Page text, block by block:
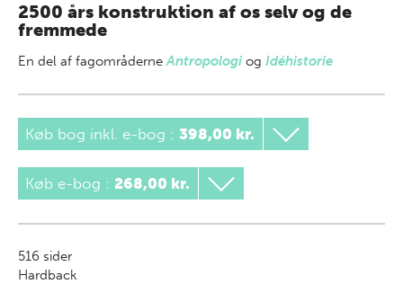
2500 års konstruktion af os selv og de
fremmede
En del af fagområderneAntropologi og Idéhistorie
Køb bog inkl. e-bog : 398,00 kr.
Køb e-bog : 268,00 kr.
516 sider
Hardback